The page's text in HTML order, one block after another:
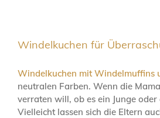
Windelkuchen für
Windelkuchen mit Windelmuffins
neutralen Farben. Wenn die
verraten will, ob es ein Junge
Vielleicht lassen sich die Eltern